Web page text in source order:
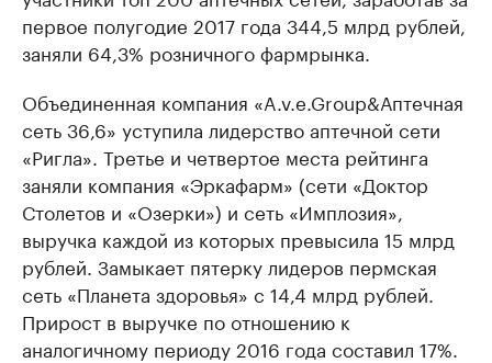
первое полугодие 2017 года 344,5 млрд рублей,
заняли 64,3% розничного фармрынка.
Объединенная компания «A.v.e.Group&Аптечная
сеть 36,6» уступила лидерство аптечной сети
«Ригла». Третье и четвертое места рейтинга
заняли компания «Эркафарм» (сети «Доктор
Столетов и «Озерки») и сеть «Имплозия»,
выручка каждой из которых превысила 15 млрд
рублей. Замыкает пятерку лидеров пермская
сеть «Планета здоровья» с 14,4 млрд рублей.
Прирост в выручке по отношению к
аналогичному периоду 2016 года составил 17%.